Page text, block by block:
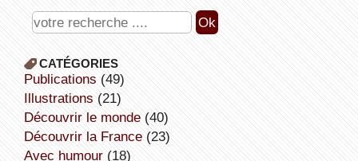
CATÉGORIES
publications (49)
illustrations (21)
découvrir le monde(40)
découvrir la France(23)
avec humour(18)